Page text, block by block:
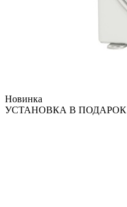
Новинка
УСТАНОВКА В ПОДАРОК